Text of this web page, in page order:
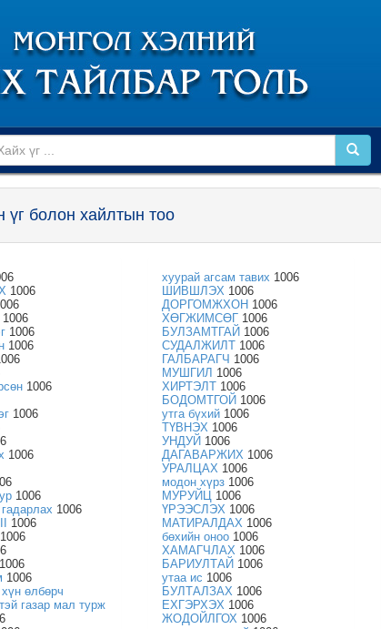
үг болон хайлтын тоо
1006
1006
1006
1006
1006
1006
1006
1006
1006
1006
1006
1006
1006
хүн өлбөрч
газар мал турж
хуурай агсам тавих 1006
ШИВШЛЭХ 1006
ДОРГОМЖХОН 1006
ХӨГЖИМСӨГ1006
БУЛЗАМТГАЙ 1006
СУДАЛЖИЛТ1006
ГАЛБАРАГЧ 1006
МУШГИЛ 1006
ХИРТЭЛТ1006
БОДОМТГОЙ 1006
утга бүхий1006
ТҮВНЭХ 1006
УНДУЙ 1006
ДАГАВАРЖИХ 1006
УРАЛЦАХ 1006
модон хүрз1006
МУРУЙЦ1006
ҮРЭЭСЛЭХ 1006
МАТИРАЛДАХ 1006
бөхийн оноо1006
ХАМАГЧЛАХ 1006
БАРИУЛТАЙ 1006
утаа ис 1006
БУЛТАЛЗАХ 1006
ЕХГЭРХЭХ 1006
ЖОДОЙЛГОХ 1006